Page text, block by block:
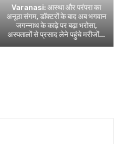
Varanasi: आस्था और परंपरा का
अनूठा संगम, डॉक्टरों के बाद अब भगवान
जगन्नाथ के काढ़े पर बढ़ा भरोसा,
अस्पतालों से प्रसाद लेने पहुंचे मरीजों...